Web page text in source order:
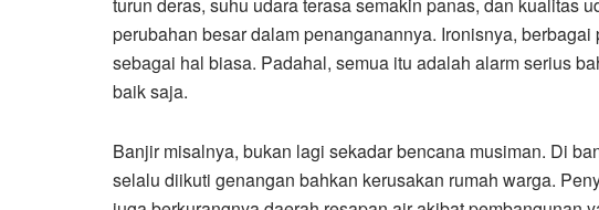
perubahan besar dalam penanganannya. Ironisnya,
sebagai hal biasa. Padahal, semua itu adalah alarm serius
baik saja.
Banjir misalnya, bukan lagi sekadar bencana musiman. Di
selalu diikuti genangan bahkan kerusakan rumah warga.